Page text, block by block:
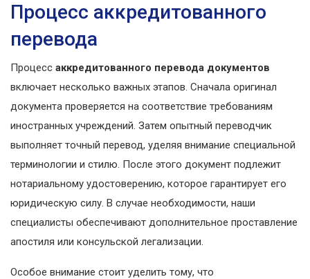
Процесс аккредитованного
перевода
Процесс аккредитованного перевода документов
включает несколько важных этапов. Сначала оригинал
документа проверяется на соответствие требованиям
иностранных учреждений. Затем опытный переводчик
выполняет точный перевод, уделяя внимание специальной
терминологии и стилю. После этого документ подлежит
нотариальному удостоверению, которое гарантирует его
юридическую силу. В случае необходимости, наши
специалисты обеспечивают дополнительное проставление
апостиля или консульской легализации.
Особое внимание стоит уделить тому, что